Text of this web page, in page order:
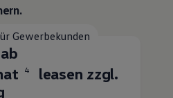
Gewerbekunden
4
leasen zzgl.